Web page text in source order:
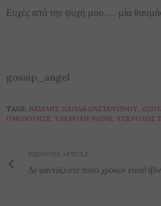
Ευχές από την ψυχή μου….. μία
gossip_angel
TAGS: ΒΑΣΊΛΗΣ ΠΑΠΑΚΩΝΣΤΑΝΤΊΝΟΥ,
ΟΜΟΛΌΓΗΣΕ, ΥΠΈΡΟΧΗ ΦΩΝΉ, ΥΠΈΡΟΧΟΣ
PREVIOUS ARTICLE
Δε φαντάζεστε πόσο χρονών είναι!